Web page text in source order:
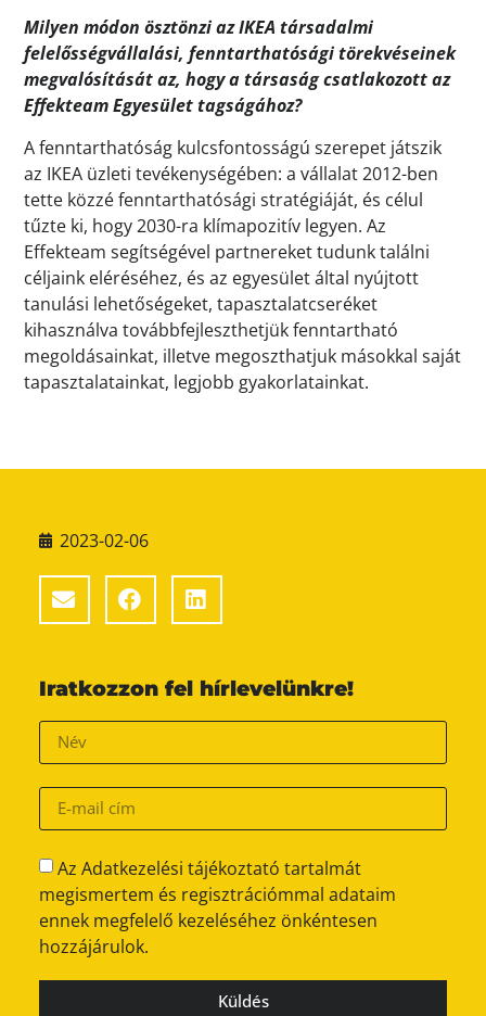
Milyen módon ösztönzi az IKEA társadalmi
felelősségvállalási, fenntarthatósági törekvéseinek
megvalósítását az, hogy a társaság csatlakozott az
Effekteam Egyesület tagságához?
A fenntarthatóság kulcsfontosságú szerepet játszik
az IKEA üzleti tevékenységében: a vállalat 2012-ben
tette közzé fenntarthatósági stratégiáját, és célul
tűzte ki, hogy 2030-ra klímapozitív legyen. Az
Effekteam segítségével partnereket tudunk találni
céljaink eléréséhez, és az egyesület által nyújtott
tanulási lehetőségeket, tapasztalatcseréket
kihasználva továbbfejleszthetjük fenntartható
megoldásainkat, illetve megoszthatjuk másokkal saját
tapasztalatainkat, legjobb gyakorlatainkat.
2023-02-06
Iratkozzon fel hírlevelünkre!
Az Adatkezelési tájékoztató tartalmát
megismertem és regisztrációmmal adataim
ennek megfelelő kezeléséhez önkéntesen
hozzájárulok.
Küldés